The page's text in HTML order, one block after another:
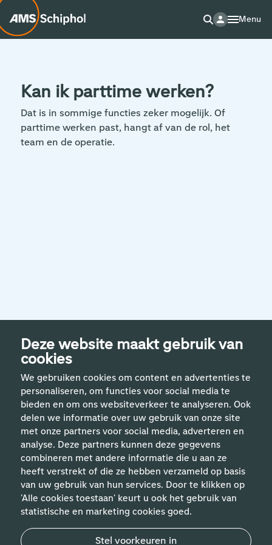
Deze website maakt gebruik van
cookies
We gebruiken cookies om content en advertenties te
personaliseren, om functies voor social media te
bieden en om ons websiteverkeer te analyseren. Ook
delen we informatie over uw gebruik van onze site
met onze partners voor social media, adverteren en
analyse. Deze partners kunnen deze gegevens
combineren met andere informatie die u aan ze
heeft verstrekt of die ze hebben verzameld op basis
van uw gebruik van hun services. Door te klikken op
'Alle cookies toestaan' keurt u ook het gebruik van
statistische en marketing cookies goed.
Stel voorkeuren in
Menu
Kan ik parttime werken?
Dat is in sommige functies zeker mogelijk. Of
parttime werken past, hangt af van de rol, het
team en de operatie.
Handige links
Vakgebieden
Contact